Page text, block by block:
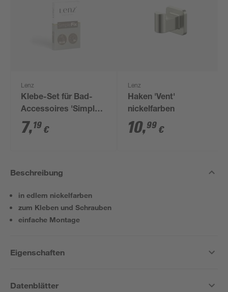
Lenz
Klebe-Set für Bad-
Accessoires 'Simple
Fix'
7,19 €
Lenz
Haken 'Vent'
nickelfarben
10,99 €
Beschreibung
in edlem nickelfarben
zum Kleben und Schrauben
einfache Montage
Eigenschaften
Datenblätter